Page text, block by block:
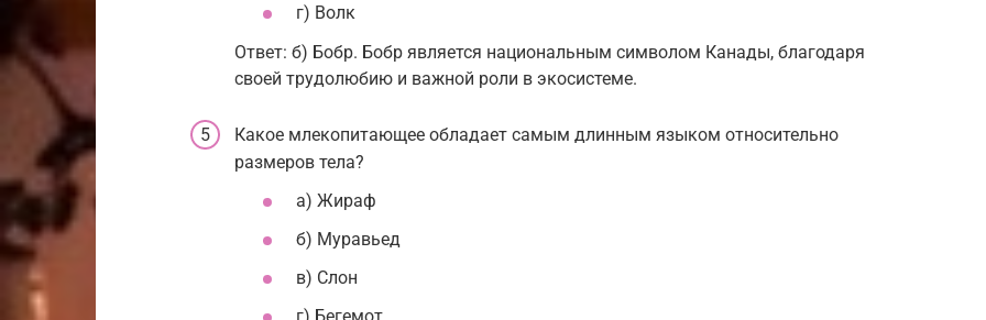
г) Волк
Ответ: б) Бобр. Бобр является национальным символом Канады, благодаря
своей трудолюбию и важной роли в экосистеме.
Какое млекопитающее обладает самым длинным языком относительно
размеров тела?
а) Жираф
б) Муравьед
в) Слон